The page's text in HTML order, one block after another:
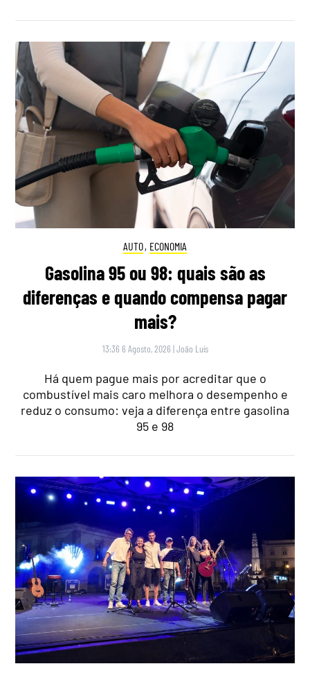
AUTO, ECONOMIA
Gasolina 95 ou 98: quais são as
diferenças e quando compensa pagar
mais?
13:36 6 Agosto, 2026 |João Luís
Há quem pague mais por acreditar que o
combustível mais caro melhora o desempenho e
reduz o consumo: veja a diferença entre gasolina
95 e 98